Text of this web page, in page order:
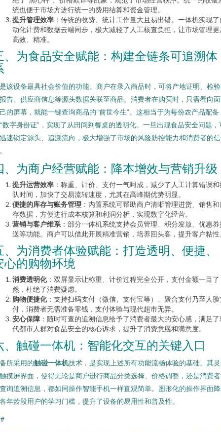
统也便于市场方进行统一的费用结算和资金管理。
提升管理效率 ：传统的收费、统计工作量大且易出错。一体机实现了
动化计费和数据云端同步，极大减轻了人工核查负担，让市场管理更
高效、精准。
、为食品安全赋能：构建全链条可追溯体
该设备最具社会价值的功能。商户在录入商品时，可将产地证明、检
告、供应商信息等源头数据关联至商品。消费者在购买时，只需看向
的屏幕，就能一键查询商品的“前世今生”。这相当于为每份农产品配备
数字身份证”，实现了从田间到餐桌的透明化。一旦出现食品安全问题，
速锁定源头、追溯流向，极大增强了市场的风险防控能力和消费者的
、为商户经营赋能：降本增效与营销升级
提升运营效率 ：称重、计价、支付一气呵成，减少了人工计算错误和
队时间，加快了交易流转速度，尤其在高峰期优势明显。
便捷的库存与账务管理 ：内置系统可帮助商户清晰管理进货、销售
存数据，方便进行成本核算和利润分析，实现数字化经营。
营销与客户维系 ：部分一体机系统支持会员管理、积分发放、优惠券
送等功能。商户可以借此开展精准营销，培养回头客，提升客户粘性
、为消费者体验赋能：打造透明、便捷、
心的购物环境
消费透明化：双屏显示让称重、计价过程完全公开，支付金额一目了
然，杜绝了消费疑虑。
购物便捷化：支持扫码支付（微信、支付宝等）、聚合支付乃至人脸
付，消费者无需准备零钱，支付体验与现代超市无异。
安心保障 ：随时可查的追溯信息给予了消费者最大的安心感，满足了
代都市人群对食品安全的核心诉求，提升了消费意愿和满意度。
、触碰一体机：智能化交互的关键入口
所采用的触碰一体机技术，是实现上述所有功能流畅体验的基础。其
摸屏界面，使得无论是商户进行商品分类选择、价格调整，还是消费
询追溯信息，都如同操作智能手机一样直观简单。图形化的操作界面
年龄段用户的学习门槛，提升了设备的易用性和普及性。